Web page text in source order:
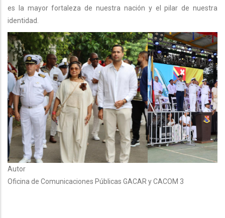
es la mayor fortaleza de nuestra nación y el pilar de nuestra
identidad.
Autor
Oficina de Comunicaciones Públicas GACAR y CACOM 3